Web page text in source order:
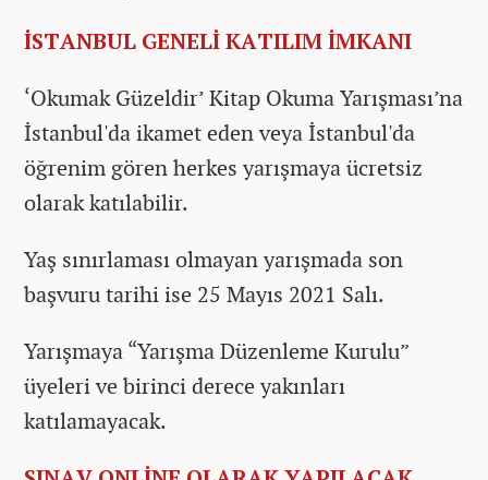
İSTANBUL GENELİ KATILIM İMKANI
‘Okumak Güzeldir’ Kitap Okuma Yarışması’na
İstanbul'da ikamet eden veya İstanbul'da
öğrenim gören herkes yarışmaya ücretsiz
olarak katılabilir.
Yaş sınırlaması olmayan yarışmada son
başvuru tarihi ise 25 Mayıs 2021 Salı.
Yarışmaya “Yarışma Düzenleme Kurulu”
üyeleri ve birinci derece yakınları
katılamayacak.